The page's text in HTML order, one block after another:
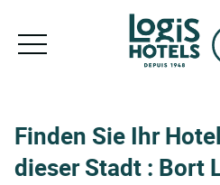
Finden Sie Ihr
dieser Stadt : Bort